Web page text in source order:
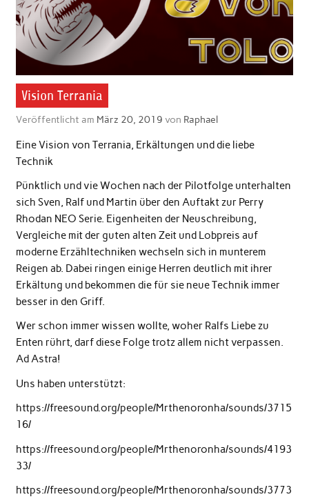
Vision Terrania
Veröffentlicht am März 20, 2019 von Raphael
Eine Vision von Terrania, Erkältungen und die liebe
Technik
Pünktlich und vie Wochen nach der Pilotfolge unterhalten
sich Sven, Ralf und Martin über den Auftakt zur Perry
Rhodan NEO Serie. Eigenheiten der Neuschreibung,
Vergleiche mit der guten alten Zeit und Lobpreis auf
moderne Erzähltechniken wechseln sich in munterem
Reigen ab. Dabei ringen einige Herren deutlich mit ihrer
Erkältung und bekommen die für sie neue Technik immer
besser in den Griff.
Wer schon immer wissen wollte, woher Ralfs Liebe zu
Enten rührt, darf diese Folge trotz allem nicht verpassen.
Ad Astra!
Uns haben unterstützt:
https://freesound.org/people/Mrthenoronha/sounds/3715
16/
https://freesound.org/people/Mrthenoronha/sounds/4193
33/
https://freesound.org/people/Mrthenoronha/sounds/3773